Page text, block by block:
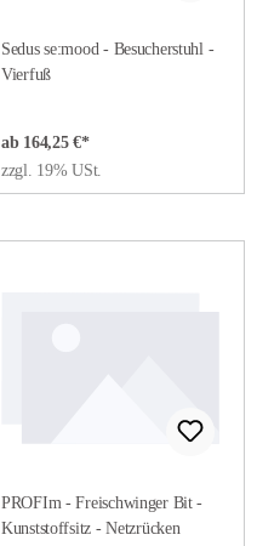
Sedus se:mood - Besucherstuhl -
Vierfuß
ab 164,25 €*
zzgl. 19% USt.
PROFIm - Freischwinger Bit -
Kunststoffsitz - Netzrücken